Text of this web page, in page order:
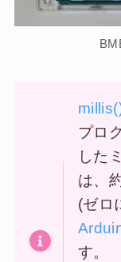
プロ
した
は、
(ゼロ
す。